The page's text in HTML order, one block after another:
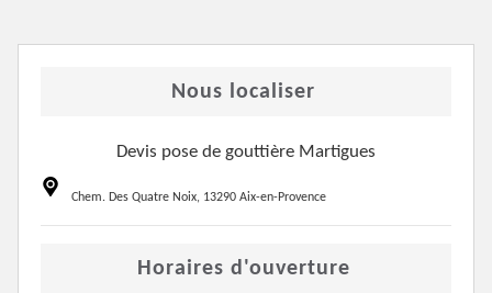
Nous localiser
Devis pose de gouttière Martigues
Chem. Des Quatre Noix, 13290 Aix-en-Provence
Horaires d'ouverture